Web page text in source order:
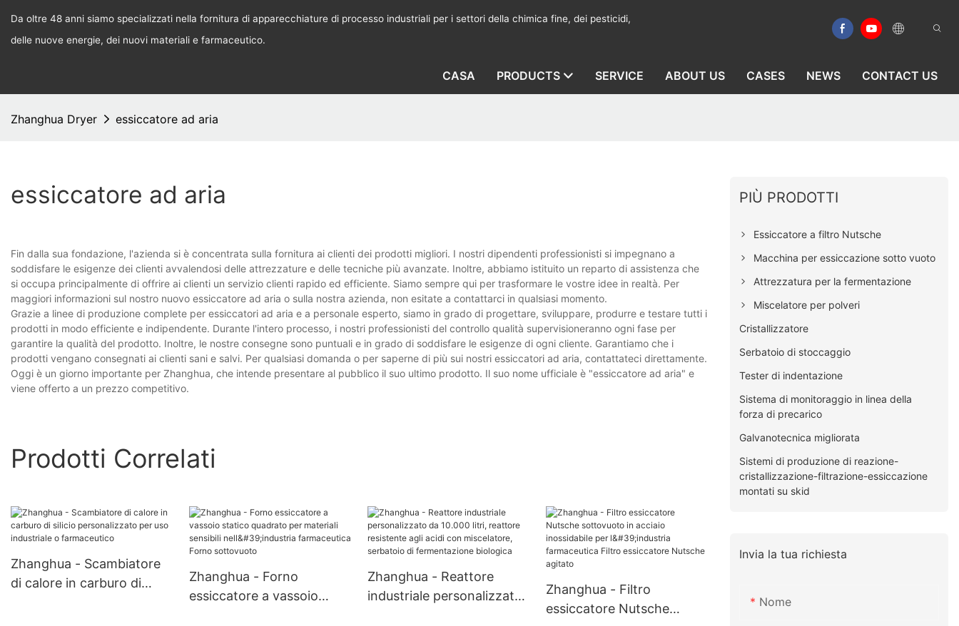
Da oltre 48 anni siamo specializzati nella fornitura di apparecchiature di processo industriali per i settori della chimica fine, dei pesticidi,
delle nuove energie, dei nuovi materiali e farmaceutico.
CASA PRODUCTS SERVICE ABOUT US CASES NEWS CONTACT US
Zhanghua Dryer essiccatore ad aria
essiccatore ad aria
Fin dalla sua fondazione, l'azienda si è concentrata sulla fornitura ai clienti dei prodotti migliori. I nostri dipendenti professionisti si impegnano a
soddisfare le esigenze dei clienti avvalendosi delle attrezzature e delle tecniche più avanzate. Inoltre, abbiamo istituito un reparto di assistenza che
si occupa principalmente di offrire ai clienti un servizio clienti rapido ed efficiente. Siamo sempre qui per trasformare le vostre idee in realtà. Per
maggiori informazioni sul nostro nuovo essiccatore ad aria o sulla nostra azienda, non esitate a contattarci in qualsiasi momento.
Grazie a linee di produzione complete per essiccatori ad aria e a personale esperto, siamo in grado di progettare, sviluppare, produrre e testare tutti i
prodotti in modo efficiente e indipendente. Durante l'intero processo, i nostri professionisti del controllo qualità supervisioneranno ogni fase per
garantire la qualità del prodotto. Inoltre, le nostre consegne sono puntuali e in grado di soddisfare le esigenze di ogni cliente. Garantiamo che i
prodotti vengano consegnati ai clienti sani e salvi. Per qualsiasi domanda o per saperne di più sui nostri essiccatori ad aria, contattateci direttamente.
Oggi è un giorno importante per Zhanghua, che intende presentare al pubblico il suo ultimo prodotto. Il suo nome ufficiale è "essiccatore ad aria" e
viene offerto a un prezzo competitivo.
Prodotti Correlati
Zhanghua - Scambiatore
di calore in carburo di
Zhanghua - Forno
essiccatore a vassoio
Zhanghua - Reattore
industriale personalizzato
Zhanghua - Filtro
essiccatore Nutsche
PIÙ PRODOTTI
Essiccatore a filtro Nutsche
Macchina per essiccazione sotto vuoto
Attrezzatura per la fermentazione
Miscelatore per polveri
Cristallizzatore
Serbatoio di stoccaggio
Tester di indentazione
Sistema di monitoraggio in linea della
forza di precarico
Galvanotecnica migliorata
Sistemi di produzione di reazione-
cristallizzazione-filtrazione-essiccazione
montati su skid
Invia la tua richiesta
Nome